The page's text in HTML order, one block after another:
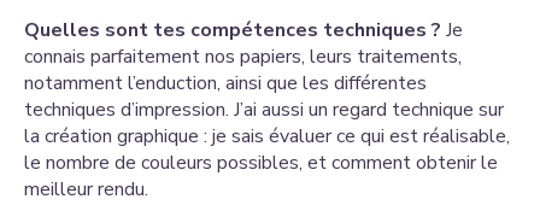
Quelles sont tes compétences techniques ? Je
connais parfaitement nos papiers, leurs traitements,
notamment l’enduction, ainsi que les différentes
techniques d’impression. J’ai aussi un regard technique sur
la création graphique : je sais évaluer ce qui est réalisable,
le nombre de couleurs possibles, et comment obtenir le
meilleur rendu.